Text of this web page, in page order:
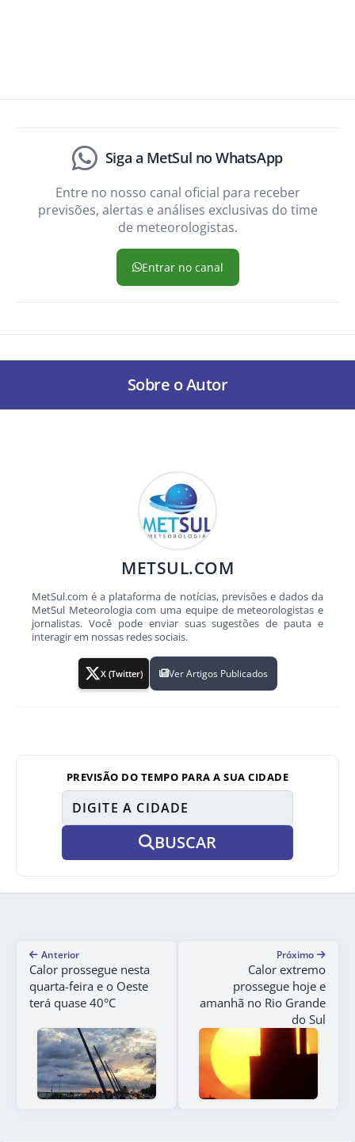
Siga a MetSul no WhatsApp
Entre no nosso canal oficial para receber
previsões, alertas e análises exclusivas do time
de meteorologistas.
Entrar no canal
Sobre o Autor
METSUL.COM
MetSul.com é a plataforma de notícias, previsões e dados da
MetSul Meteorologia com uma equipe de meteorologistas e
jornalistas. Você pode enviar suas sugestões de pauta e
interagir em nossas redes sociais.
X (Twitter) Ver Artigos Publicados
PREVISÃO DO TEMPO PARA A SUA CIDADE
BUSCAR
Anterior
Calor prossegue nesta
quarta-feira e o Oeste
terá quase 40°C
Próximo
Calor extremo
prossegue hoje e
amanhã no Rio Grande
do Sul